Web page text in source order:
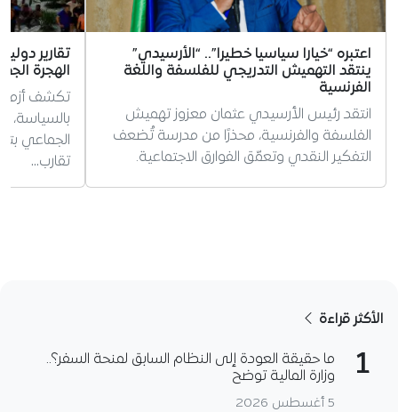
اعتبره “خيارا سياسيا خطيرا”.. “الأرسيدي”
ينتقد التهميش التدريجي للفلسفة واللغة
الفرنسية
انتقد رئيس الأرسيدي عثمان معزوز تهميش
الفلسفة والفرنسية، محذرًا من مدرسة تُضعف
التفكير النقدي وتعمّق الفوارق الاجتماعية.
تقارير
الهجرة
تكشف أزمة
بالسياسة،
الجماعي
تقارب…
الأكثر قراءة
1
ما حقيقة العودة إلى النظام السابق لمنحة السفر؟..
وزارة المالية توضح
5 أغسطس 2026